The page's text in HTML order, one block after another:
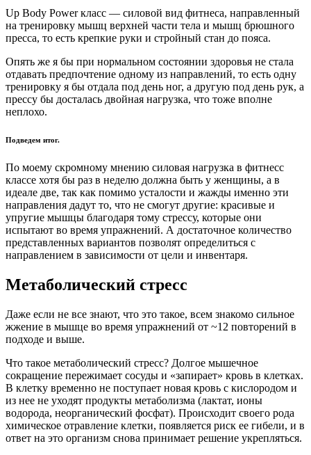
Up Body Power класс — силовой вид фитнеса, направленный
на тренировку мышц верхней части тела и мышц брюшного
пресса, то есть крепкие руки и стройный стан до пояса.
Опять же я бы при нормальном состоянии здоровья не стала
отдавать предпочтение одному из направлений, то есть одну
тренировку я бы отдала под день ног, а другую под день рук, а
прессу бы досталась двойная нагрузка, что тоже вполне
неплохо.
Подведем итог.
По моему скромному мнению силовая нагрузка в фитнесс
классе хотя бы раз в неделю должна быть у женщины, а в
идеале две, так как помимо усталости и жажды именно эти
направления дадут то, что не смогут другие: красивые и
упругие мышцы благодаря тому стрессу, которые они
испытают во время упражнений. А достаточное количество
представленных вариантов позволят определиться с
направлением в зависимости от цели и инвентаря.
Метаболический стресс
Даже если не все знают, что это такое, всем знакомо сильное
жжение в мышце во время упражнений от ~12 повторений в
подходе и выше.
Что такое метаболический стресс? Долгое мышечное
сокращение пережимает сосуды и «запирает» кровь в клетках.
В клетку временно не поступает новая кровь с кислородом и
из нее не уходят продукты метаболизма (лактат, ионы
водорода, неорганический фосфат). Происходит своего рода
химическое отравление клетки, появляется риск ее гибели, и в
ответ на это организм снова принимает решение укрепляться.